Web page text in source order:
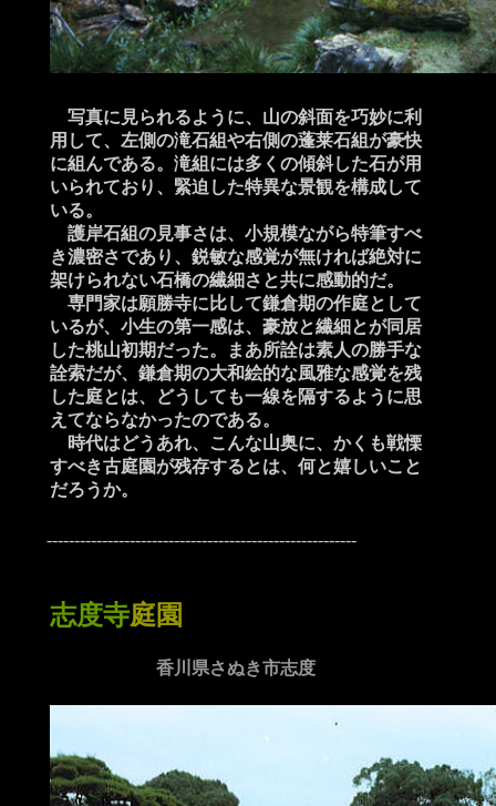
写真に見られるように、山の斜面を巧妙に利
用して、左側の滝石組や右側の蓬莱石組が豪快
に組んである。滝組には多くの傾斜した石が用
いられており、緊迫した特異な景観を構成して
いる。
護岸石組の見事さは、小規模ながら特筆すべ
き濃密さであり、鋭敏な感覚が無ければ絶対に
架けられない石橋の繊細さと共に感動的だ。
専門家は願勝寺に比して鎌倉期の作庭として
いるが、小生の第一感は、豪放と繊細とが同居
した桃山初期だった。まあ所詮は素人の勝手な
詮索だが、鎌倉期の大和絵的な風雅な感覚を残
した庭とは、どうしても一線を隔するように思
えてならなかったのである。
時代はどうあれ、こんな山奥に、かくも戦慄
すべき古庭園が残存するとは、何と嬉しいこと
だろうか。
--------------------------------------------------------
志度寺庭園
香川県さぬき市志度